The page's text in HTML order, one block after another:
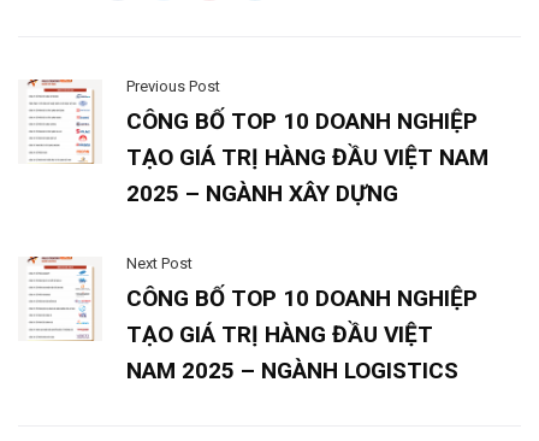
Previous Post
CÔNG BỐ TOP 10 DOANH NGHIỆP
TẠO GIÁ TRỊ HÀNG ĐẦU VIỆT NAM
2025 – NGÀNH XÂY DỰNG
Next Post
CÔNG BỐ TOP 10 DOANH NGHIỆP
TẠO GIÁ TRỊ HÀNG ĐẦU VIỆT
NAM 2025 – NGÀNH LOGISTICS